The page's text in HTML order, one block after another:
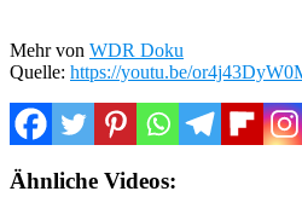
Mehr von WDR Doku
Quelle: https://youtu.be/
Ähnliche Videos: